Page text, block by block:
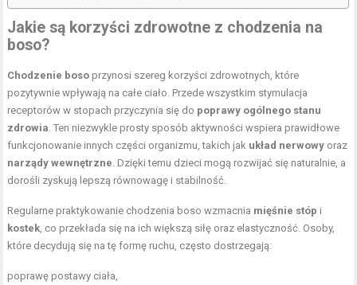
Jakie są korzyści zdrowotne z chodzenia na
boso?
Chodzenie boso przynosi szereg korzyści zdrowotnych, które
pozytywnie wpływają na całe ciało. Przede wszystkim stymulacja
receptorów w stopach przyczynia się do poprawy ogólnego stanu
zdrowia. Ten niezwykle prosty sposób aktywności wspiera prawidłowe
funkcjonowanie innych części organizmu, takich jak układ nerwowy oraz
narządy wewnętrzne. Dzięki temu dzieci mogą rozwijać się naturalnie, a
dorośli zyskują lepszą równowagę i stabilność.
Regularne praktykowanie chodzenia boso wzmacnia mięśnie stóp i
kostek, co przekłada się na ich większą siłę oraz elastyczność. Osoby,
które decydują się na tę formę ruchu, często dostrzegają:
poprawę postawy ciała,